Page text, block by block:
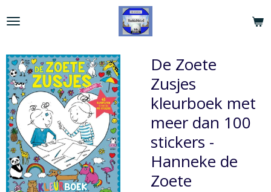
direct
de
hoofdinhoud
De Zoete
Zusjes
kleurboek met
meer dan 100
stickers -
Hanneke de
Zoete